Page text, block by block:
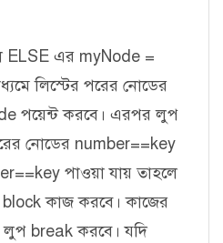
ELSE এর myNode =
লিস্টের পরের নোডের
পয়েন্ট করবে। এরপর লুপ
নোডের number==key
পাওয়া যায় তাহলে
block কাজ করবে। কাজের
লুপ break করবে। যদি